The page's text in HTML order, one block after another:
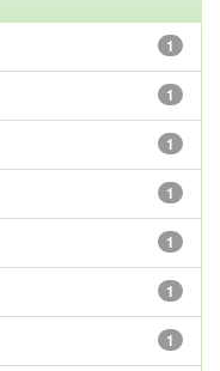
1
1
1
1
1
1
1